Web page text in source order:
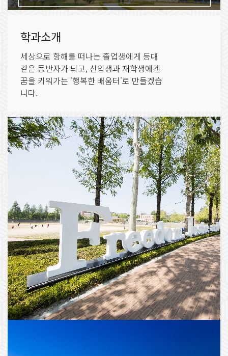
학과소개
세상으로 항해를 떠나는 졸업생에게 등대
같은 동반자가 되고, 신입생과 재학생에겐
꿈을 키워가는 '행복한 배움터'로 만들겠습
니다.